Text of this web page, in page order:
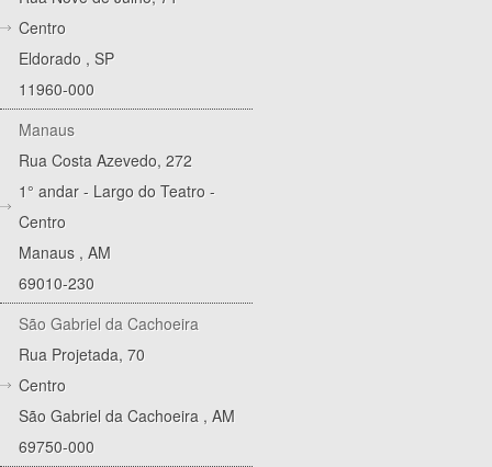
Centro
Eldorado , SP
11960-000
Manaus
Rua Costa Azevedo, 272
1° andar - Largo do Teatro -
Centro
Manaus , AM
69010-230
São Gabriel da Cachoeira
Rua Projetada, 70
Centro
São Gabriel da Cachoeira , AM
69750-000